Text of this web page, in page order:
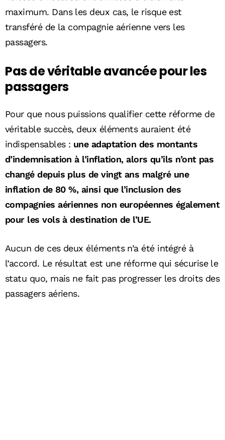
maximum. Dans les deux cas, le risque est
transféré de la compagnie aérienne vers les
passagers.
Pas de véritable avancée pour les
passagers
Pour que nous puissions qualifier cette réforme de
véritable succès, deux éléments auraient été
indispensables : une adaptation des montants
d’indemnisation à l’inflation, alors qu’ils n’ont pas
changé depuis plus de vingt ans malgré une
inflation de 80 %, ainsi que l’inclusion des
compagnies aériennes non européennes également
pour les vols à destination de l’UE.
Aucun de ces deux éléments n’a été intégré à
l’accord. Le résultat est une réforme qui sécurise le
statu quo, mais ne fait pas progresser les droits des
passagers aériens.